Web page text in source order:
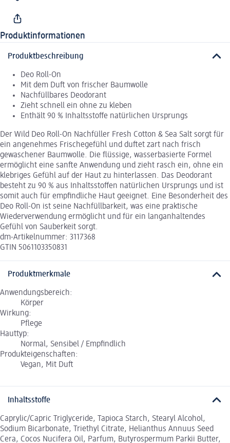
Produktinformationen
Produktbeschreibung
Deo Roll-On
Mit dem Duft von frischer Baumwolle
Nachfüllbares Deodorant
Zieht schnell ein ohne zu kleben
Enthält 90 % Inhaltsstoffe natürlichen Ursprungs
Der Wild Deo Roll-On Nachfüller Fresh Cotton & Sea Salt sorgt für
ein angenehmes Frischegefühl und duftet zart nach frisch
gewaschener Baumwolle. Die flüssige, wasserbasierte Formel
ermöglicht eine sanfte Anwendung und zieht rasch ein, ohne ein
klebriges Gefühl auf der Haut zu hinterlassen. Das Deodorant
besteht zu 90 % aus Inhaltsstoffen natürlichen Ursprungs und ist
somit auch für empfindliche Haut geeignet. Eine Besonderheit des
Deo Roll-On ist seine Nachfüllbarkeit, was eine praktische
Wiederverwendung ermöglicht und für ein langanhaltendes
Gefühl von Sauberkeit sorgt.
dm-Artikelnummer: 3117368
GTIN 5061103350831
Produktmerkmale
Anwendungsbereich:
Körper
Wirkung:
Pflege
Hauttyp:
Normal, Sensibel / Empfindlich
Produkteigenschaften:
Vegan, Mit Duft
Inhaltsstoffe
Caprylic/Capric Triglyceride, Tapioca Starch, Stearyl Alcohol,
Sodium Bicarbonate, Triethyl Citrate, Helianthus Annuus Seed
Cera, Cocos Nucifera Oil, Parfum, Butyrospermum Parkii Butter,